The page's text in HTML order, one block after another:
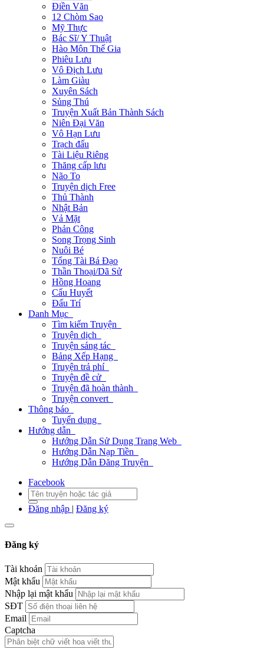
Điền Văn
12 Chòm Sao
Mỹ Thực
Bác Sĩ/ Y Thuật
Hào Môn Thế Gia
Phiêu Lưu
Vô Địch Lưu
Làm Giàu
Xuyên Sách
Sủng Thú
Truyện Xuất Bản Thành Sách
Niên Đại Văn
Vô Hạn Lưu
Trạch đấu
Tài Liệu Riêng
Thăng cấp lưu
Não To
Truyện dịch Free
Thủ Thành
Nhật Bản
Vả Mặt
Phản Công
Song Trọng Sinh
Nuôi Bé
Tổng Tài Bá Đạo
Thần Thoại/Dã Sử
Hồng Hoang
Cẩu Huyết
Đấu Trí
Danh Mục
Tìm kiếm Truyện
Truyện dịch
Truyện sáng tác
Bảng Xếp Hạng
Truyện trả phí
Truyện đề cử
Truyện đã hoàn thành
Truyện convert
Thông báo
Tuyển dụng
Hướng dẫn
Hướng Dẫn Sử Dụng Trang Web
Hướng Dẫn Nạp Tiền
Hướng Dẫn Đăng Truyện
Facebook
Đăng nhập | Đăng ký
Đăng ký
Tài khoản
Mật khẩu
Nhập lại mật khẩu
SĐT
Email
Captcha